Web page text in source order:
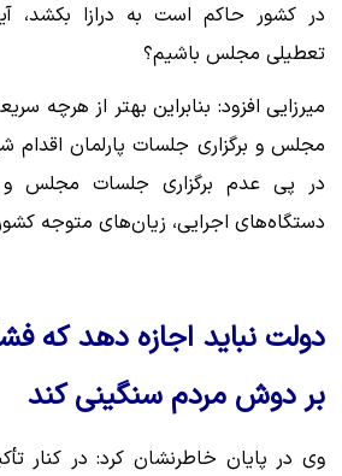
در کشور حاکم است به درازا بکشد،
تعطیلی مجلس باشیم؟
میرزایی افزود: بنابراین بهتر از هرچه
مجلس و برگزاری جلسات پارلمان
در پی عدم برگزاری جلسات مجلس
دستگاه‌های اجرایی، زیان‌های متوجه
دولت نباید اجازه دهد که
بر دوش مردم سنگینی کند
وی در پایان خاطرنشان کرد: در کنار